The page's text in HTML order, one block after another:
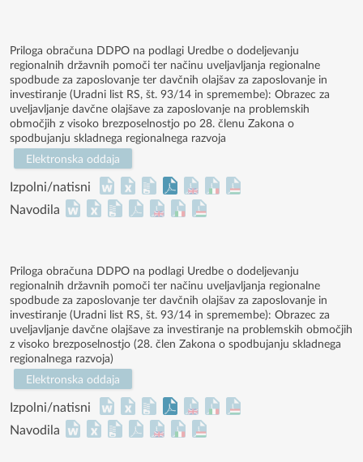
Priloga obračuna DDPO na podlagi Uredbe o dodeljevanju
regionalnih državnih pomoči ter načinu uveljavljanja regionalne
spodbude za zaposlovanje ter davčnih olajšav za zaposlovanje in
investiranje (Uradni list RS, št. 93/14 in spremembe): Obrazec za
uveljavljanje davčne olajšave za zaposlovanje na problemskih
območjih z visoko brezposelnostjo po 28. členu Zakona o
spodbujanju skladnega regionalnega razvoja
Elektronska oddaja
Izpolni/natisni
Navodila
Priloga obračuna DDPO na podlagi Uredbe o dodeljevanju
regionalnih državnih pomoči ter načinu uveljavljanja regionalne
spodbude za zaposlovanje ter davčnih olajšav za zaposlovanje in
investiranje (Uradni list RS, št. 93/14 in spremembe): Obrazec za
uveljavljanje davčne olajšave za investiranje na problemskih območjih
z visoko brezposelnostjo (28. člen Zakona o spodbujanju skladnega
regionalnega razvoja)
Elektronska oddaja
Izpolni/natisni
Navodila